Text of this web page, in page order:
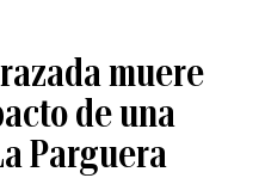
muere
de una
Parguera